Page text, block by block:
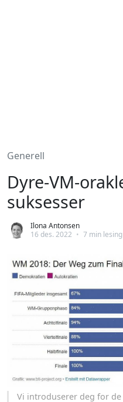
Generell
Dyre-VM-
suksesser
Ilona Antonsen
16 des. 2022 • 7 min lesing
Vi introduserer deg for